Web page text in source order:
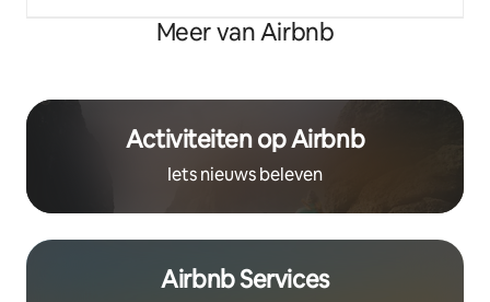
Meer van Airbnb
Activiteiten op Airbnb
Iets nieuws beleven
Airbnb Services